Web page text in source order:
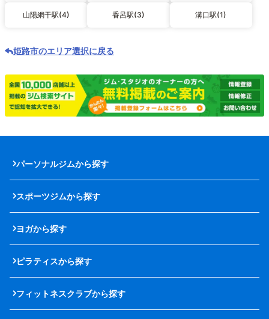
山陽網干駅(4) 香呂駅(3) 溝口駅(1)
姫路市のエリア選択に戻る
パーソナルジムから探す
スポーツジムから探す
ヨガから探す
ピラティスから探す
フィットネスクラブから探す